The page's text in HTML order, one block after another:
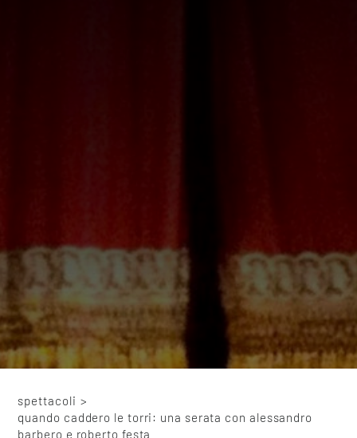
spettacoli >
quando caddero le torri: una serata con alessandro
barbero e roberto festa